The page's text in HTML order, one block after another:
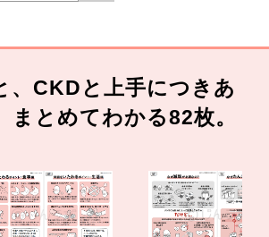
、CKDと上手につきあ
まとめてわかる82枚。